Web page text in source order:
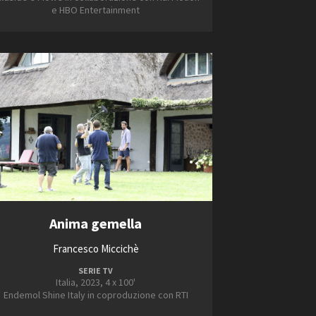
e HBO Entertainment
Anima gemella
Francesco Miccichè
SERIE TV
Italia, 2023, 4 x 100'
Endemol Shine Italy in coproduzione con RTI